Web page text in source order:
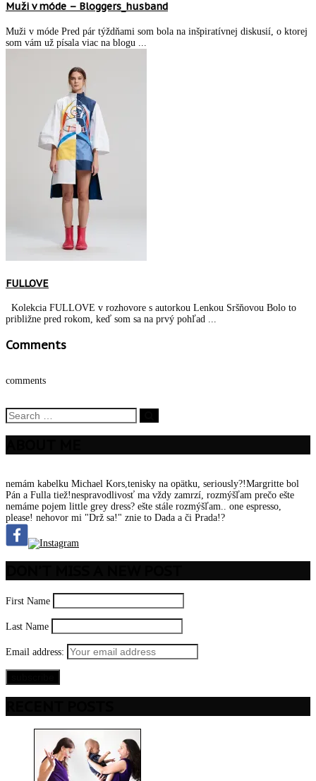
Muži v móde – Bloggers_husband
Muži v móde Pred pár týždňami som bola na inšpiratívnej diskusií, o ktorej
som vám už písala viac na blogu ...
FULLOVE
Kolekcia FULLOVE v rozhovore s autorkou Lenkou Sršňovou Bolo to
približne pred rokom, keď som sa na prvý pohľad ...
Comments
comments
nemám kabelku Michael Kors,tenisky na opätku, seriously?!Margritte bol
Pán a Fulla tiež!nespravodlivosť ma vždy zamrzí, rozmýšľam prečo ešte
nemáme pojem little grey dress? ešte stále rozmýšľam.. one espresso,
please! nehovor mi "Drž sa!" znie to Dada a či Prada!?
First Name
Last Name
Email address: